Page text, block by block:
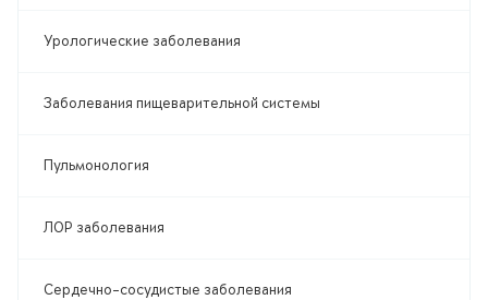
Урологические заболевания
Заболевания пищеварительной системы
Пульмонология
ЛОР заболевания
Сердечно-сосудистые заболевания